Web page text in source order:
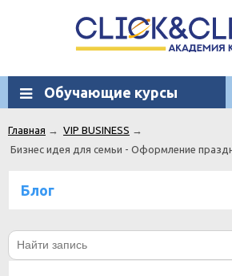
Обучающие курсы
Главная → VIP BUSINESS →
Бизнес идея для семьи - Оформление
Блог